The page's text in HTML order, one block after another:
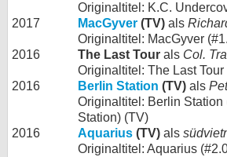
Originaltitel: K.C.
2017
MacGyver (TV) als
Originaltitel: MacGyver
2016
The Last Tour als Col.
Originaltitel: The Last Tour
2016
Berlin Station (TV) als
Originaltitel: Berlin Station
Station) (TV)
2016
Aquarius (TV) als
Originaltitel: Aquarius